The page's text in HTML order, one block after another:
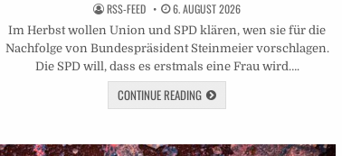
RSS-FEED 6. AUGUST 2026
Im Herbst wollen Union und SPD klären, wen sie für die
Nachfolge von Bundespräsident Steinmeier vorschlagen.
Die SPD will, dass es erstmals eine Frau wird….
CONTINUE READING